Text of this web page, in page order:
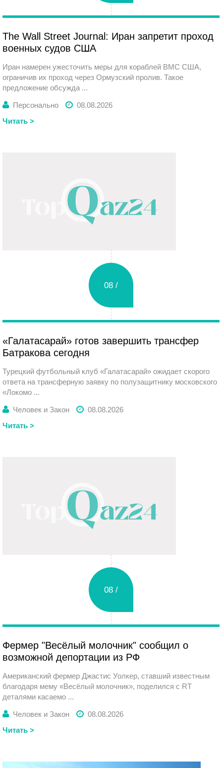
The Wall Street Journal: Иран запретит проход
военных судов США
Иран намерен ужесточить меры для кораблей ВМС США,
ограничив их проход через Ормузский пролив. Такое
предложение обсужда ...
Персонально
08.08.2026
Читать >
08 /
«Галатасарай» готов завершить трансфер
Батракова сегодня
Турецкий футбольный клуб «Галатасарай» ожидает скорого
ответа на трансферную заявку по полузащитнику московского
«Локомо ...
Человек и Закон
08.08.2026
Читать >
08 /
Фермер "Весёлый молочник" сообщил о
возможной депортации из РФ
Американский фермер Джастис Уолкер, ставший известным
благодаря мему «Весёлый молочник», поделился с RT
деталями касаемо ...
Человек и Закон
08.08.2026
Читать >